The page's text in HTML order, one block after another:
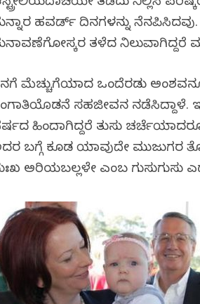
ಹವರ್ಡ್ ದಿನಗಳನ್ನು
ತಳೆದ ನಿಲುವಾಗಿದ್ದರೆ
ಮೆಚ್ಚುಗೆಯಾದ ಒಂದೆರಡು
ಸಹಜೀವನ ನಡೆಸಿದ್ದಾಳೆ.
ಹಿಂದಾಗಿದ್ದರೆ ತುಸು ಚರ್ಚೆಯಾದರೂ
ಬಗ್ಗೆ ಕೂಡ ಯಾವುದೇ ಮುಜುಗರ
ಅರಿಯಬಲ್ಲಳೇ ಎಂಬ ಗುಸುಗುಸು